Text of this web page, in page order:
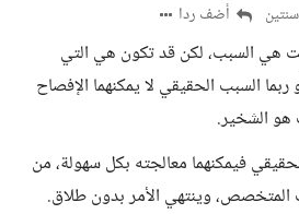
أضف ردا
هي السبب، لكن قد تكون هي التي
السبب الحقيقي لا يمكنهما الإفصاح
هو الشخير.
فيمكنهما معالجته بكل سهولة، من
المتخصص، وينتهي الأمر بدون طلاق.